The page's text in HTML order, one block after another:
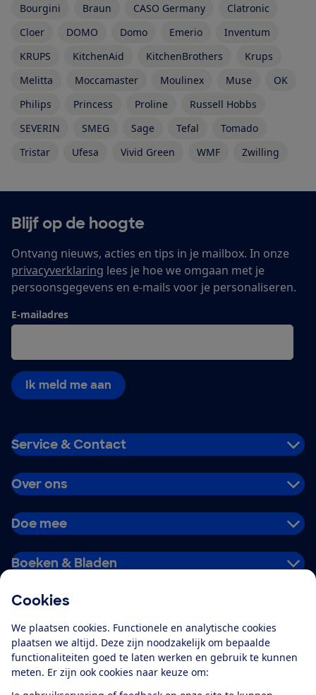
Cookies
We plaatsen cookies. Functionele en analytische cookies
plaatsen we altijd. Deze zijn noodzakelijk om bepaalde
functionaliteiten goed te laten werken en gebruik te kunnen
meten. Er zijn ook cookies naar keuze om:
Bourgini
Braun CASO Germany
Clatronic
Cloer
DOMO Domo Emerio
Inventum
KRUPS
KitchenAid KitchenBrothers
Krups
Melitta
Moccamaster Moulinex Muse
OK
Philips
Princess Proline
Russell Hobbs
SEVERIN
SMEG Sage Tefal
Tomado
Tristar
Ufesa Vivid Green WMF Zwilling
Blijf op de hoogte
Ontvang nieuws, acties en tips in je mailbox. In onze
privacyverklaring lees je hoe we omgaan met je
persoonsgegevens en e-mails voor je personaliseren.
E-mailadres
Ik meld me aan
Service & Contact
Over ons
Doe mee
Boeken & Bladen
Alles over de